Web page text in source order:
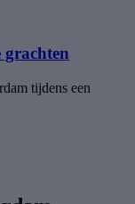
grachten
tijdens een